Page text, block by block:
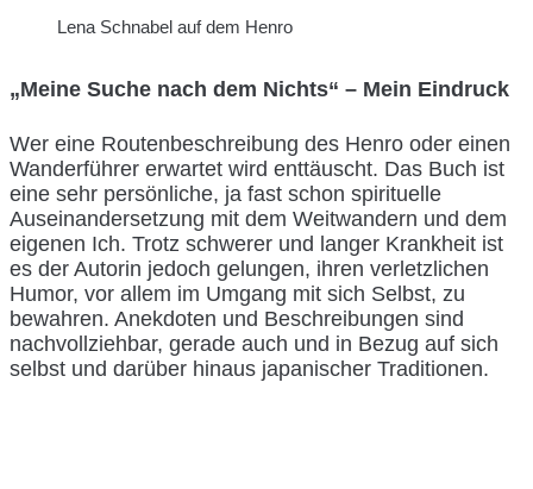
Lena Schnabel auf dem Henro
„Meine Suche nach dem Nichts“ – Mein Eindruck
Wer eine Routenbeschreibung des Henro oder einen
Wanderführer erwartet wird enttäuscht. Das Buch ist
eine sehr persönliche, ja fast schon spirituelle
Auseinandersetzung mit dem Weitwandern und dem
eigenen Ich. Trotz schwerer und langer Krankheit ist
es der Autorin jedoch gelungen, ihren verletzlichen
Humor, vor allem im Umgang mit sich Selbst, zu
bewahren. Anekdoten und Beschreibungen sind
nachvollziehbar, gerade auch und in Bezug auf sich
selbst und darüber hinaus japanischer Traditionen.